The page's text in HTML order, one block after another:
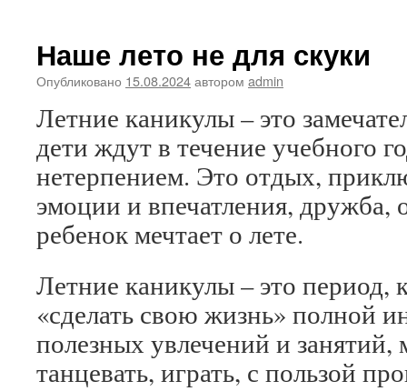
Наше лето не для скуки
Опубликовано 15.08.2024автором admin
Летние каникулы – это
дети ждут в течение учебного
нетерпением. Это отдых,
эмоции и впечатления,
ребенок мечтает о лете.
Летние каникулы – это период,
«сделать свою жизнь» полной
полезных увлечений и занятий,
танцевать, играть, с пользой